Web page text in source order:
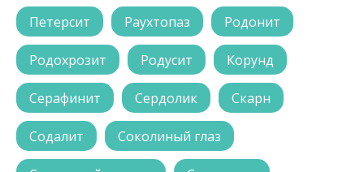
Петерсит Раухтопаз Родонит
Родохрозит Родусит Корунд
Серафинит Сердолик Скарн
Содалит Соколиный глаз